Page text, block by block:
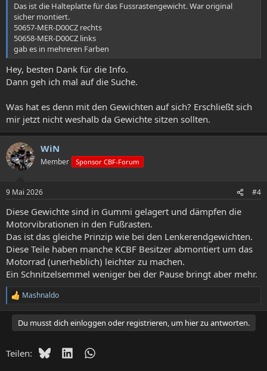
Das ist die Halteplatte für das Fussrastengewicht. War original
sicher montiert.
50657-MER-D00CZ rechts
50658-MER-D00CZ links
gab es in mehreren Farben
Hey, besten Dank für die Info.
Dann geh ich mal auf die Suche.
Was hat es denn mit den Gewichten auf sich? Erschließt sich
mir jetzt nicht weshalb da Gewichte sitzen sollten.
WiN
Member Sponsor CBF-Forum
9 Mai 2026 #4
Diese Gewichte sind in Gummi gelagert und dämpfen die
Motorvibrationen in den Fußrasten.
Das ist das gleiche Prinzip wie bei den Lenkerendgewichten.
Diese Teile haben manche KCBF Besitzer abmontiert um das
Motorrad (unerheblich) leichter zu machen.
Ein Schnitzelsemmel weniger bei der Pause bringt aber mehr.
R
e
a
o
Mashnaldo
Du musst dich einloggen oder registrieren, um hier zu antworten.
Teilen: BlueskyLinkedInWhatsApp